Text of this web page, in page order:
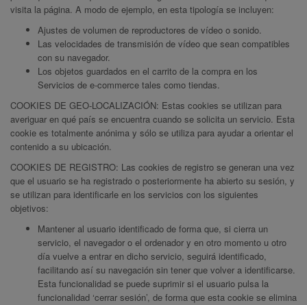
visita la página. A modo de ejemplo, en esta tipología se incluyen:
Ajustes de volumen de reproductores de vídeo o sonido.
Las velocidades de transmisión de vídeo que sean compatibles
con su navegador.
Los objetos guardados en el carrito de la compra en los
Servicios de e-commerce tales como tiendas.
COOKIES DE GEO-LOCALIZACIÓN: Estas cookies se utilizan para
averiguar en qué país se encuentra cuando se solicita un servicio. Esta
cookie es totalmente anónima y sólo se utiliza para ayudar a orientar el
contenido a su ubicación.
COOKIES DE REGISTRO: Las cookies de registro se generan una vez
que el usuario se ha registrado o posteriormente ha abierto su sesión, y
se utilizan para identificarle en los servicios con los siguientes
objetivos:
Mantener al usuario identificado de forma que, si cierra un
servicio, el navegador o el ordenador y en otro momento u otro
día vuelve a entrar en dicho servicio, seguirá identificado,
facilitando así su navegación sin tener que volver a identificarse.
Esta funcionalidad se puede suprimir si el usuario pulsa la
funcionalidad ‘cerrar sesión’, de forma que esta cookie se elimina